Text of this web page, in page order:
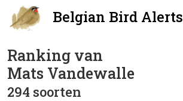
Belgian Bird Alerts
Ranking van
Mats Vandewalle
294 soorten